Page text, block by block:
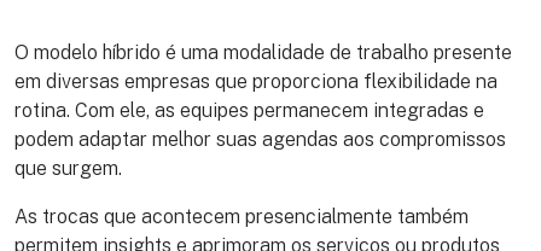
O modelo híbrido é uma modalidade de trabalho presente
em diversas empresas que proporciona flexibilidade na
rotina. Com ele, as equipes permanecem integradas e
podem adaptar melhor suas agendas aos compromissos
que surgem.
As trocas que acontecem presencialmente também
permitem insights e aprimoram os serviços ou produtos